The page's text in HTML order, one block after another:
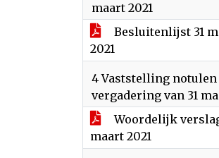
maart 2021
Besluitenlijst 31
2021
4 Vaststelling notulen
vergadering van 31
Woordelijk
maart 2021